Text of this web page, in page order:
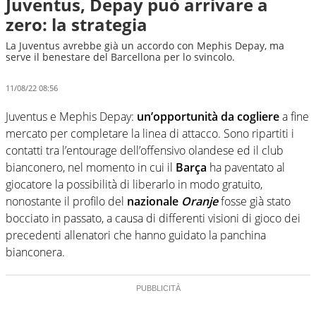
zero: la strategia
La Juventus avrebbe già un accordo con Mephis Depay, ma
serve il benestare del Barcellona per lo svincolo.
11/08/22 08:56
Juventus e Mephis Depay: un’opportunità da coglierea fine
mercato per completare la linea di attacco. Sono ripartiti i
contatti tra l’entourage dell’offensivo olandese ed il club
bianconero, nel momento in cui il Barça ha paventato al
giocatore la possibilità di liberarlo in modo gratuito,
nonostante il profilo del nazionale Oranjefosse già stato
bocciato in passato, a causa di differenti visioni di gioco dei
precedenti allenatori che hanno guidato la panchina
bianconera.